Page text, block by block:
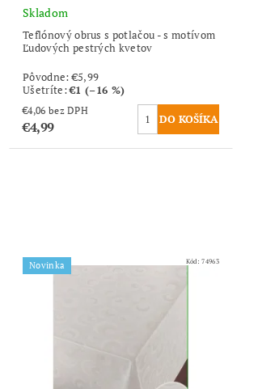
Skladom
Teflónový obrus s potlačou - s motívom
Ľudových pestrých kvetov
Pôvodne:€5,99
Ušetríte:€1 (–16 %)
€4,06 bez DPH
€4,99
Novinka Kód:74963